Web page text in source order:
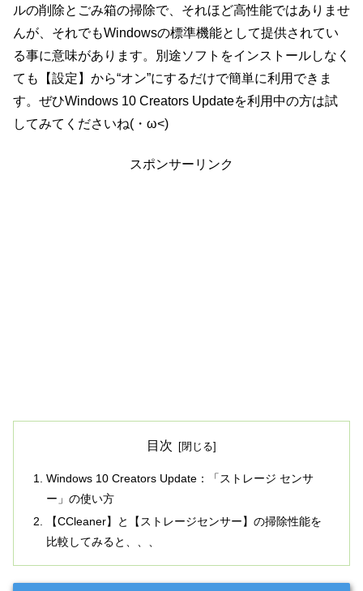
ルの削除とごみ箱の掃除で、それほど高性能ではありませ
んが、それでもWindowsの標準機能として提供されてい
る事に意味があります。別途ソフトをインストールしなく
ても【設定】から“オン”にするだけで簡単に利用できま
す。ぜひWindows 10 Creators Updateを利用中の方は試
してみてくださいね(・ω<)
スポンサーリンク
目次
Windows 10 Creators Update：「ストレージ センサ
ー」の使い方
【CCleaner】と【ストレージセンサー】の掃除性能を
比較してみると、、、